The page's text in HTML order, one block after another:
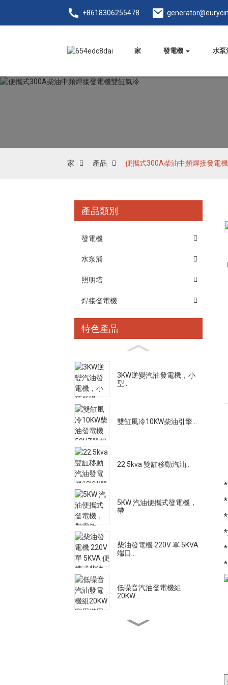
+8618306255478
家 發電機 水泵
家 產品 便攜式300A柴油中頻焊接發電
產品類別
發電機
水泵浦
照明塔
焊接發電機
特色產品
3KW逆變汽油發電機，小
型...
雙缸風冷10KW柴油引擎...
22.5kva 雙缸移動汽油...
5KW 汽油便攜式發電機，
帶...
柴油發電機 220V 單 5KVA
端口...
低噪音汽油發電機組
20KW...